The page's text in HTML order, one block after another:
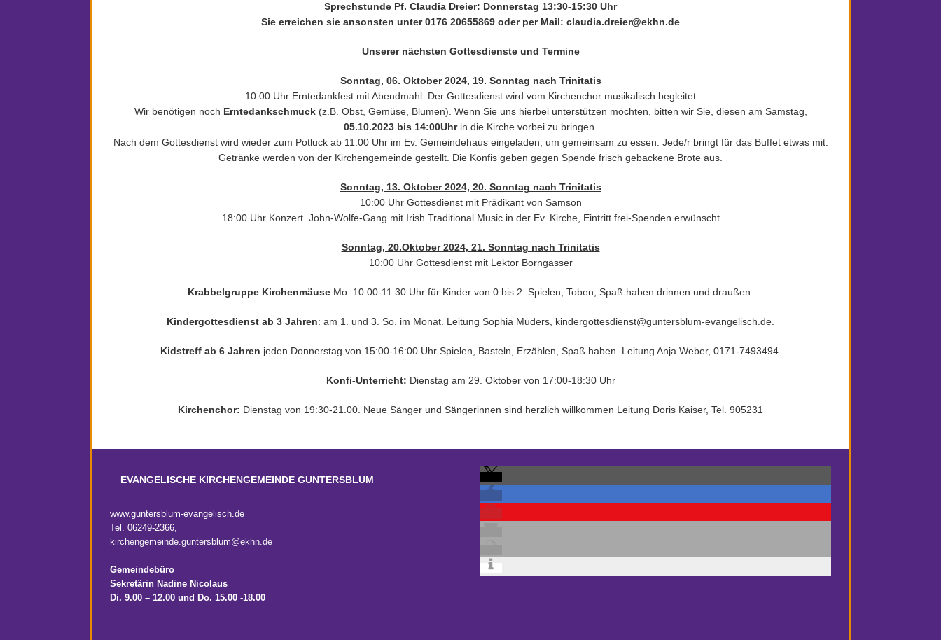
Sprechstunde Pf. Claudia Dreier: Donnerstag 13:30-15:30 Uhr
Sie erreichen sie ansonsten unter 0176 20655869 oder per Mail: claudia.dreier@ekhn.de
Unserer nächsten Gottesdienste und Termine
Sonntag, 06. Oktober 2024, 19. Sonntag nach Trinitatis
10:00 Uhr Erntedankfest mit Abendmahl. Der Gottesdienst wird vom Kirchenchor musikalisch begleitet
Wir benötigen noch Erntedankschmuck(z.B. Obst, Gemüse, Blumen). Wenn Sie uns hierbei unterstützen möchten, bitten wir Sie, diesen am Samstag,
05.10.2023 bis 14:00Uhrin die Kirche vorbei zu bringen.
Nach dem Gottesdienst wird wieder zum Potluck ab 11:00 Uhr im Ev. Gemeindehaus eingeladen, um gemeinsam zu essen. Jede/r bringt für das Buffet etwas mit.
Getränke werden von der Kirchengemeinde gestellt. Die Konfis geben gegen Spende frisch gebackene Brote aus.
Sonntag, 13. Oktober 2024, 20. Sonntag nach Trinitatis
10:00 Uhr Gottesdienst mit Prädikant von Samson
18:00 Uhr Konzert John-Wolfe-Gang mit Irish Traditional Music in der Ev. Kirche, Eintritt frei-Spenden erwünscht
Sonntag, 20.Oktober 2024, 21. Sonntag nach Trinitatis
10:00 Uhr Gottesdienst mit Lektor Borngässer
Krabbelgruppe Kirchenmäuse Mo. 10:00-11:30 Uhr für Kinder von 0 bis 2: Spielen, Toben, Spaß haben drinnen und draußen.
Kindergottesdienst ab 3 Jahren: am 1. und 3. So. im Monat. Leitung Sophia Muders, kindergottesdienst@guntersblum-evangelisch.de.
Kidstreff ab 6 Jahren jeden Donnerstag von 15:00-16:00 Uhr Spielen, Basteln, Erzählen, Spaß haben. Leitung Anja Weber, 0171-7493494.
Konfi-Unterricht: Dienstag am 29. Oktober von 17:00-18:30 Uhr
Kirchenchor: Dienstag von 19:30-21.00. Neue Sänger und Sängerinnen sind herzlich willkommen Leitung Doris Kaiser, Tel. 905231
EVANGELISCHE KIRCHENGEMEINDE GUNTERSBLUM
www.guntersblum-evangelisch.de
Tel. 06249-2366,
kirchengemeinde.guntersblum@ekhn.de
Gemeindebüro
Sekretärin Nadine Nicolaus
Di. 9.00 – 12.00 und Do. 15.00 -18.00